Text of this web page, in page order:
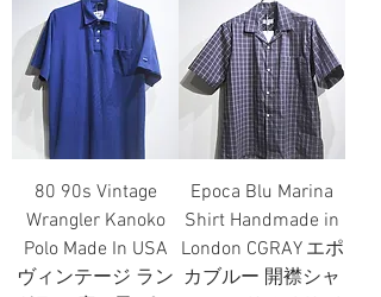
80 90s Vintage
Wrangler Kanoko
Polo Made In USA
ヴィンテージ ラン
Epoca Blu Marina
Shirt Handmade in
London CGRAY エポ
カブルー 開襟シャ